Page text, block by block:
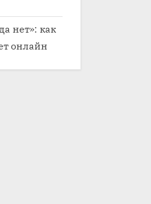
нет»: как
онлайн